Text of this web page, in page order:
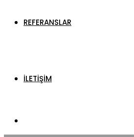
REFERANSLAR
İLETİŞİM